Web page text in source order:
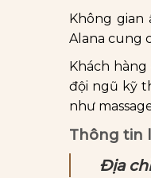
Không
Alana cung
Khách
đội ngũ kỹ
như
Thông tin
Địa